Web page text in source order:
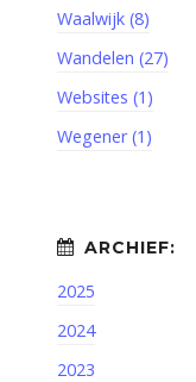
Waalwijk (8)
Wandelen (27)
Websites (1)
Wegener (1)
2025
2024
2023